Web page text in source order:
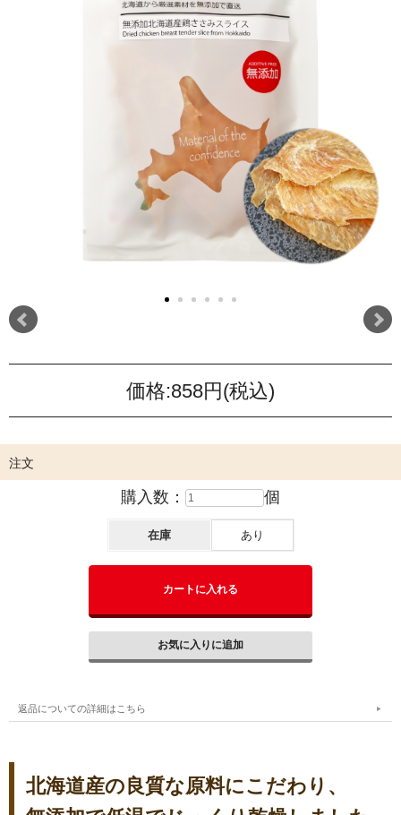
価格:858円 (税込)
注文
購入数： 個
在庫 あり
返品についての詳細はこちら
北海道産の良質な原料にこだわり、